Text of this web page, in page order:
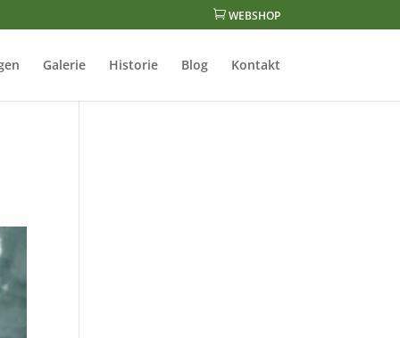
WEBSHOP
Galerie Historie Blog Kontakt